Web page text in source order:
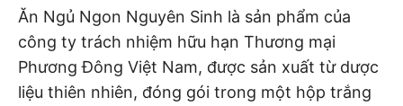
Ăn Ngủ Ngon Nguyên Sinh là sản phẩm của
công ty trách nhiệm hữu hạn Thương mại
Phương Đông Việt Nam, được sản xuất từ dược
liệu thiên nhiên, đóng gói trong một hộp trắng